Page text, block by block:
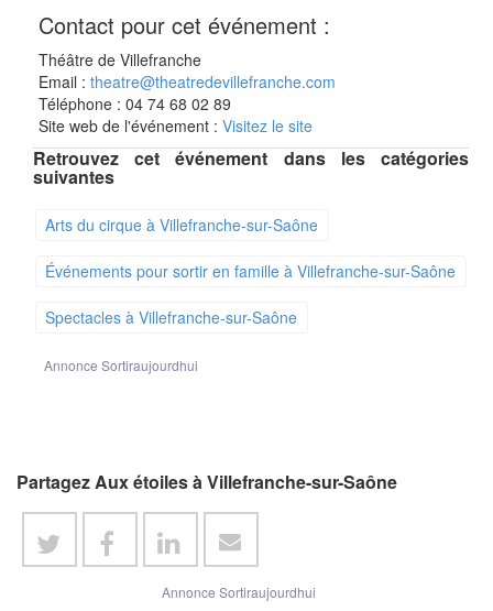
Contact pour cet événement :
Théâtre de Villefranche
Email : theatre@theatredevillefranche.com
Téléphone : 04 74 68 02 89
Site web de l'événement : Visitez le site
Retrouvez cet événement dans les catégories
suivantes
Arts du cirque à Villefranche-sur-Saône
Événements pour sortir en famille à Villefranche-sur-Saône
Spectacles à Villefranche-sur-Saône
Annonce Sortiraujourdhui
Partagez Aux étoiles à Villefranche-sur-Saône
Annonce Sortiraujourdhui